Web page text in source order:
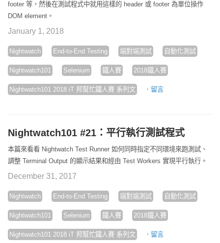
footer 等，然後在測試程式中就用這樣的 header 或 footer 為單位操作
DOM element。
January 1, 2018
Nightwatch End-to-End Testing 端對端測試 自動化測試
Nightwatch101 Selenium 鐵人賽 2018鐵人賽
Nightwatch101 2018 iT 邦幫忙鐵人賽 系列文 · 留言
Nightwatch101 #21：平行執行測試程式
本篇來看看 Nightwatch Test Runner 如何同時指定不同環境來跑測試、
調整 Terminal Output 的顯示結果和經由 Test Workers 實現平行執行。
December 31, 2017
Nightwatch End-to-End Testing 端對端測試 自動化測試
Nightwatch101 Selenium 鐵人賽 2018鐵人賽
Nightwatch101 2018 iT 邦幫忙鐵人賽 系列文 · 留言